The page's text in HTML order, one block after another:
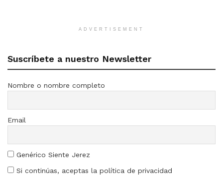
ADVERTISEMENT
Suscríbete a nuestro Newsletter
Nombre o nombre completo
Email
Genérico Siente Jerez
Si continúas, aceptas la política de privacidad